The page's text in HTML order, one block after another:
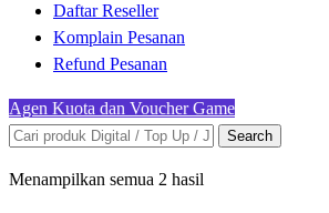
Daftar Reseller
Komplain Pesanan
Refund Pesanan
Agen Kuota dan Voucher Game
Search
Menampilkan semua 2 hasil